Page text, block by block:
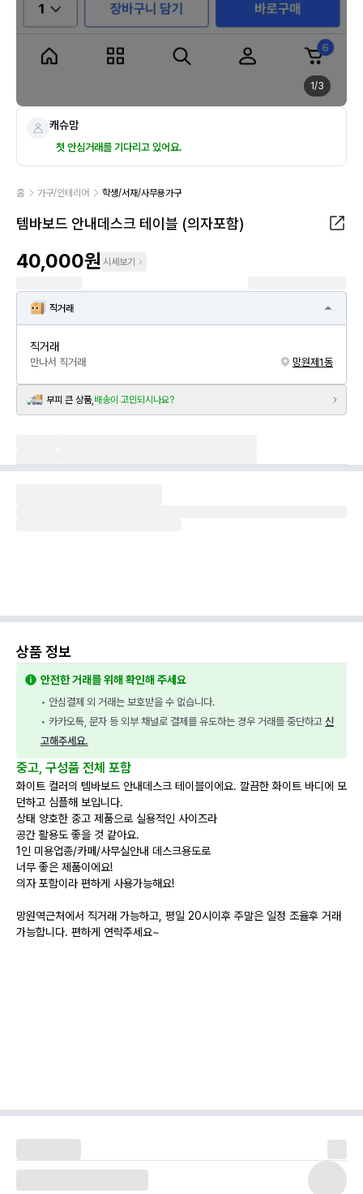
1/3
캐슈맘
첫 안심거래를 기다리고 있어요.
홈 가구/인테리어 학생/서재/사무용가구
템바보드 안내데스크 테이블 (의자포함)
40,000원 시세보기
직거래
직거래
만나서 직거래 망원제1동
부피 큰 상품, 배송이 고민되시나요?
상품 정보
안전한 거래를 위해 확인해 주세요
• 안심결제 외 거래는 보호받을 수 없습니다.
• 카카오톡, 문자 등 외부 채널로 결제를 유도하는 경우 거래를 중단하고 신
고해주세요.
중고, 구성품 전체 포함
화이트 컬러의 템바보드 안내데스크 테이블이에요. 깔끔한 화이트 바디에 모
던하고 심플해 보입니다.
상태 양호한 중고 제품으로 실용적인 사이즈라
공간 활용도 좋을 것 같아요.
1인 미용업종/카페/사무실안내 데스크용도로
너무 좋은 제품이에요!
의자 포함이라 편하게 사용가능해요!
망원역근처에서 직거래 가능하고, 평일 20시이후 주말은 일정 조율후 거래